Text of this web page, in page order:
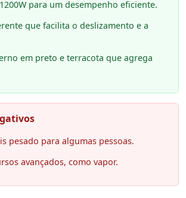
para um desempenho eficiente.
que facilita o deslizamento e a
em preto e terracota que agrega
pesado para algumas pessoas.
avançados, como vapor.